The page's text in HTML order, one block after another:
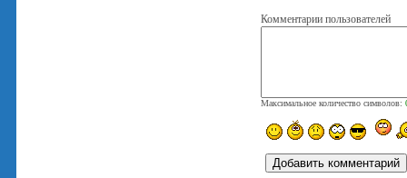
Комментарии пользователей
Максимальное количество символов: